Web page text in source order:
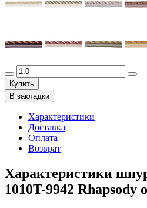
Купить
В закладки
Характеристики
Доставка
Оплата
Возврат
Характеристики
1010T-9942 Rhapsody